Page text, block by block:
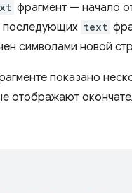
фрагмент — начало
последующих text
символами новой
показано
отображают